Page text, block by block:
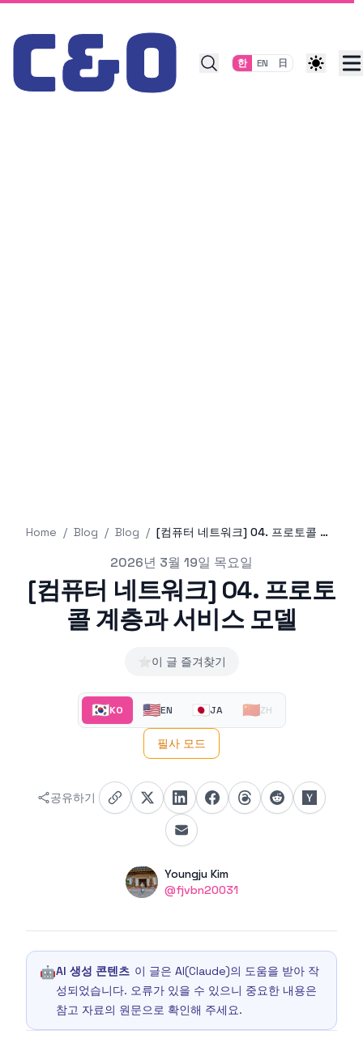
Skip to content
한 EN 日
Home / Blog / Blog / [컴퓨터 네트워크] 04. 프로토콜 계층과 서비스 모델
2026년 3월 19일 목요일
[컴퓨터 네트워크] 04. 프로토
콜 계층과 서비스 모델
⭐이 글 즐겨찾기
🇰🇷KO 🇺🇸EN 🇯🇵JA 🇨🇳ZH
필사 모드
공유하기
Name
Youngju Kim
Twitter
@fjvbn20031
🤖AI 생성 콘텐츠 이 글은 AI(Claude)의 도움을 받아 작
성되었습니다. 오류가 있을 수 있으니 중요한 내용은
참고 자료의 원문으로 확인해 주세요.